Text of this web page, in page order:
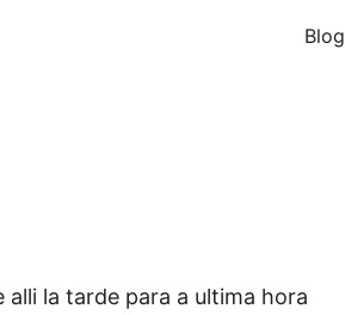
Blog
alli la tarde para a ultima hora